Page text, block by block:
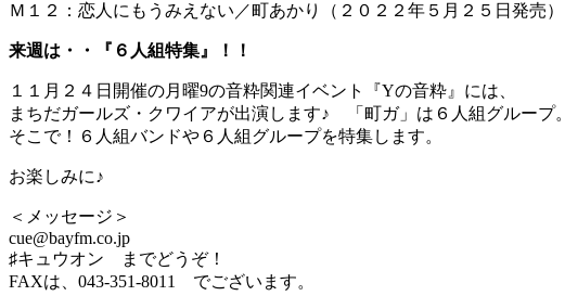
Ｍ１２：恋人にもうみえない／町あかり（２０２２年５月２５日発売）
来週は・・『６人組特集』！！
１１月２４日開催の月曜9の音粋関連イベント『Yの音粋』には、
まちだガールズ・クワイアが出演します♪ 「町ガ」は６人組グループ。
そこで！６人組バンドや６人組グループを特集します。
お楽しみに♪
＜メッセージ＞
cue@bayfm.co.jp
♯キュウオン までどうぞ！
FAXは、043-351-8011 でございます。